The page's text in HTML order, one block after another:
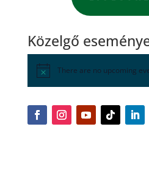
Közelgő
There are no upcoming